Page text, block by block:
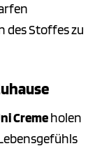
des Stoffes zu
Cremeholen